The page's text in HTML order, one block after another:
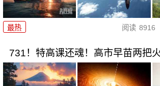
最热 阅读 8916
731！特高课还魂！高市早苗两把